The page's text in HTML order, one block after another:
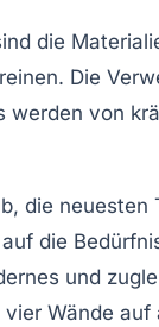
die
Die
werden von
die neuesten
die
und
Wände